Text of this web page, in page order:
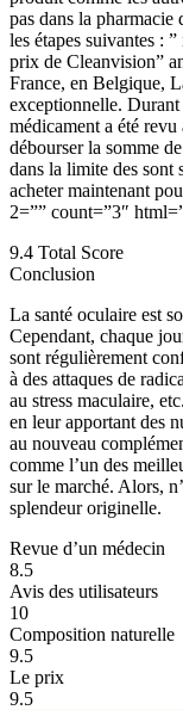
pas dans la
les étapes suivantes :
prix de Cleanvision”
France, en Belgique,
exceptionnelle.
médicament a été
débourser la somme
dans la limite des
acheter maintenant
2=”” count=”3″
9.4 Total Score
Conclusion
La santé oculaire est
Cependant, chaque
sont régulièrement
à des attaques de
au stress maculaire,
en leur apportant des
au nouveau
comme l’un des
sur le marché. Alors,
splendeur originelle.
Revue d’un médecin
8.5
Avis des utilisateurs
10
Composition naturelle
9.5
Le prix
9.5